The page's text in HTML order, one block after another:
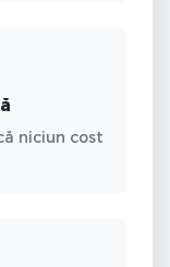
niciun cost